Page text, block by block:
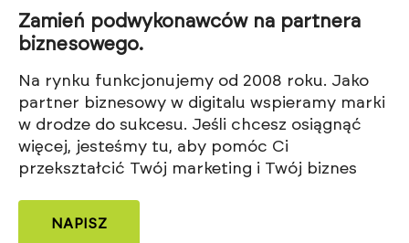
Zamień podwykonawców na partnera
biznesowego.
Na rynku funkcjonujemy od 2008 roku. Jako
partner biznesowy w digitalu wspieramy marki
w drodze do sukcesu. Jeśli chcesz osiągnąć
więcej, jesteśmy tu, aby pomóc Ci
przekształcić Twój marketing i Twój biznes
NAPISZ